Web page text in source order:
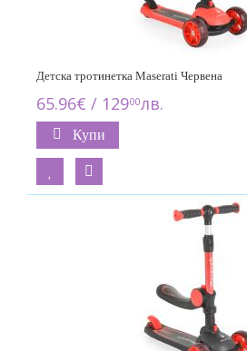
Детска тротинетка Maserati Червена
65.96€ / 12900лв.
Купи